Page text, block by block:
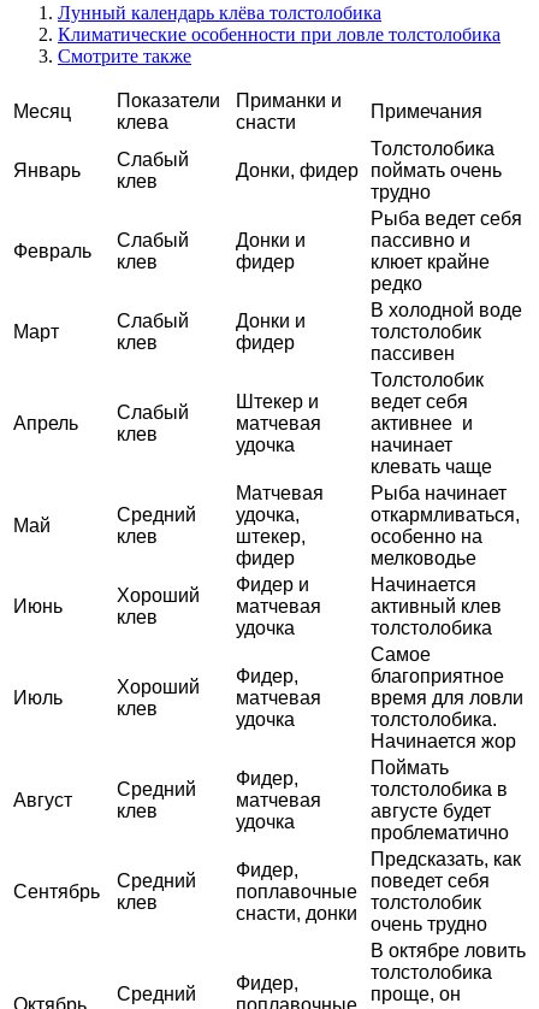
Лунный календарь клёва толстолобика
Климатические особенности при ловле толстолобика
Смотрите также
Месяц
Показатели
клева
Приманки и
снасти
Примечания
Январь
Слабый
клев
Донки, фидер
Толстолобика
поймать очень
трудно
Февраль
Слабый
клев
Донки и
фидер
Рыба ведет себя
пассивно и
клюет крайне
редко
Март
Слабый
клев
Донки и
фидер
В холодной воде
толстолобик
пассивен
Апрель
Слабый
клев
Штекер и
матчевая
удочка
Толстолобик
ведет себя
активнее и
начинает
клевать чаще
Май
Средний
клев
Матчевая
удочка,
штекер,
фидер
Рыба начинает
откармливаться,
особенно на
мелководье
Июнь
Хороший
клев
Фидер и
матчевая
удочка
Начинается
активный клев
толстолобика
Июль
Хороший
клев
Фидер,
матчевая
удочка
Самое
благоприятное
время для ловли
толстолобика.
Начинается жор
Август
Средний
клев
Фидер,
матчевая
удочка
Поймать
толстолобика в
августе будет
проблематично
Сентябрь
Средний
клев
Фидер,
поплавочные
снасти, донки
Предсказать, как
поведет себя
толстолобик
очень трудно
Октябрь
Средний
Фидер,
поплавочные
В октябре ловить
толстолобика
проще, он